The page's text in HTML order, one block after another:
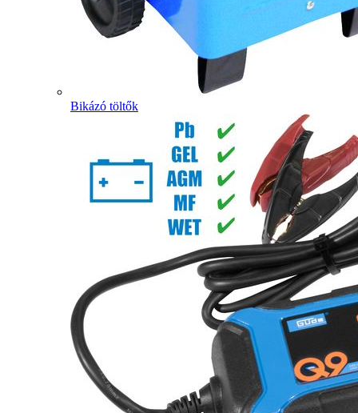
Bikázó töltők